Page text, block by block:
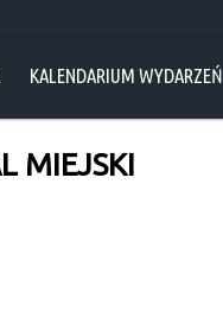
KALENDARIUM WYDARZEŃ
MIEJSKI